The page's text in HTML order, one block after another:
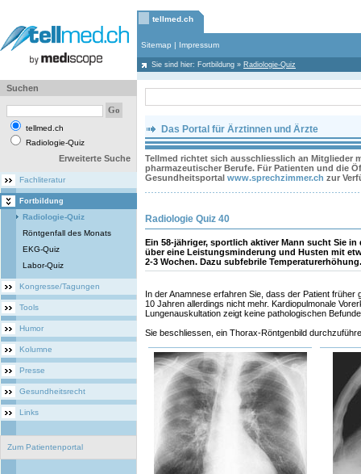
tellmed.ch
Sitemap | Impressum
Sie sind hier: Fortbildung » Radiologie-Quiz
Suchen
tellmed.ch
Radiologie-Quiz
Erweiterte Suche
Fachliteratur
Fortbildung
Radiologie-Quiz
Röntgenfall des Monats
EKG-Quiz
Labor-Quiz
Kongresse/Tagungen
Tools
Humor
Kolumne
Presse
Gesundheitsrecht
Links
Zum Patientenportal
Das Portal für Ärztinnen und Ärzte
Tellmed richtet sich ausschliesslich an Mitglieder
pharmazeutischer Berufe. Für Patienten und die
Gesundheitsportal www.sprechzimmer.ch zur
Radiologie Quiz 40
Ein 58-jähriger, sportlich aktiver Mann sucht Sie
über eine Leistungsminderung und Husten mit
2-3 Wochen. Dazu subfebrile Temperaturerhöhung.
In der Anamnese erfahren Sie, dass der Patient
10 Jahren allerdings nicht mehr. Kardiopulmonale
Lungenauskultation zeigt keine pathologischen
Sie beschliessen, ein Thorax-Röntgenbild